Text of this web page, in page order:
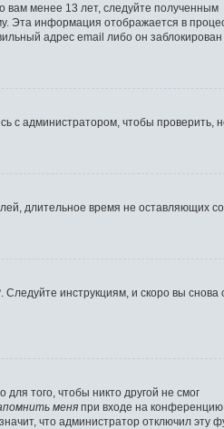
вам менее 13 лет, следуйте полученным
Эта информация отображается в
адрес email либо он
с администратором, чтобы проверить,
длительное время не оставляющих
. Следуйте инструкциям, и скоро вы снова
того, чтобы никто другой не смог
меня при входе на
значит, что администратор отключил эту